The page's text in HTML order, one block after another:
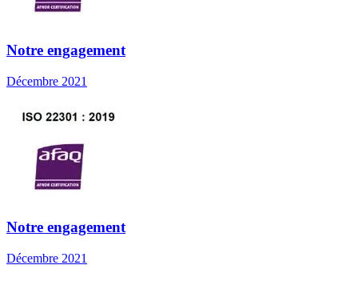
Notre engagement
Décembre 2021
Notre engagement
Décembre 2021